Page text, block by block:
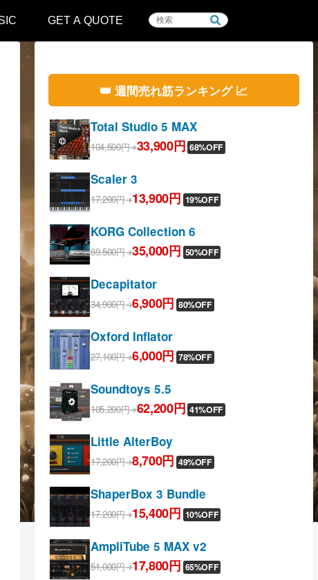
GET A QUOTE
👑 週間売れ筋ランキング 📈
Total Studio 5 MAX
104,500円➔33,900円 68%OFF
Scaler 3
17,200円➔13,900円 19%OFF
KORG Collection 6
69,500円➔35,000円 50%OFF
Decapitator
34,900円➔6,900円 80%OFF
Oxford Inflator
27,100円➔6,000円 78%OFF
Soundtoys 5.5
105,200円➔62,200円 41%OFF
Little AlterBoy
17,200円➔8,700円 49%OFF
ShaperBox 3 Bundle
17,200円➔15,400円 10%OFF
AmpliTube 5 MAX v2
51,000円➔17,800円 65%OFF